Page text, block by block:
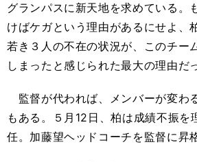
グランパスに新天地を求めている。
けばケガという理由があるにせよ、
若き３人の不在の状況が、このチー
しまったと感じられた最大の理由だ
監督が代われば、メンバーが変わ
もある。５月12日、柏は成績不振を
任。加藤望ヘッドコーチを監督に昇